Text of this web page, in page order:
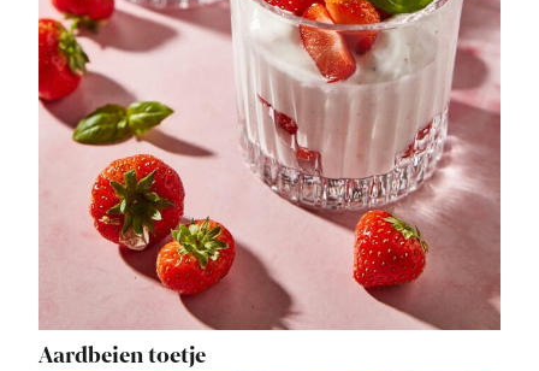
Aardbeien toetje